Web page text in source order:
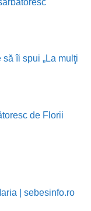
îi spui „La mulţi
de Florii
| sebesinfo.ro